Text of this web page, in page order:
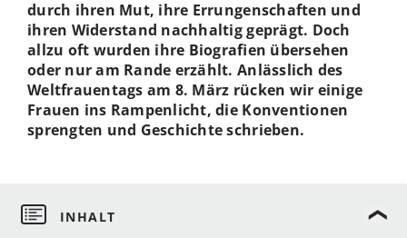
durch ihren Mut, ihre Errungenschaften und
ihren Widerstand nachhaltig geprägt. Doch
allzu oft wurden ihre Biografien übersehen
oder nur am Rande erzählt. Anlässlich des
Weltfrauentags am 8. März rücken wir einige
Frauen ins Rampenlicht, die Konventionen
sprengten und Geschichte schrieben.